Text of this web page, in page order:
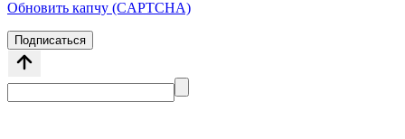
Обновить капчу (CAPTCHA)
Подписаться